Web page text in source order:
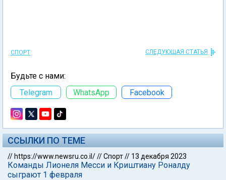
СПОРТ СЛЕДУЮЩАЯ СТАТЬЯ
Будьте с нами:
Telegram
WhatsApp Facebook
ССЫЛКИ ПО ТЕМЕ
// https://www.newsru.co.il///Спорт// 13 декабря 2023
Команды Лионеля Месси и Криштиану Роналду
сыграют 1 февраля